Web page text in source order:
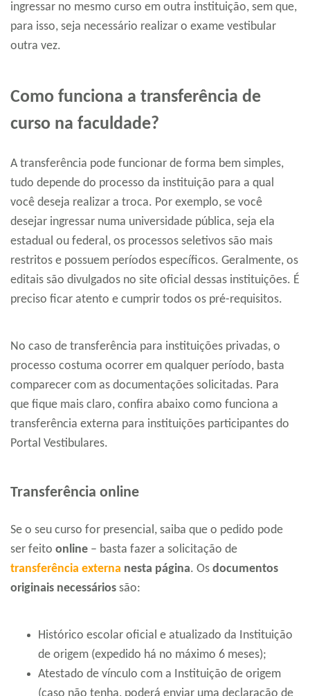
ingressar no mesmo curso em outra instituição, sem que,
para isso, seja necessário realizar o exame vestibular
outra vez.
Como funciona a transferência de
curso na faculdade?
A transferência pode funcionar de forma bem simples,
tudo depende do processo da instituição para a qual
você deseja realizar a troca. Por exemplo, se você
desejar ingressar numa universidade pública, seja ela
estadual ou federal, os processos seletivos são mais
restritos e possuem períodos específicos. Geralmente, os
editais são divulgados no site oficial dessas instituições. É
preciso ficar atento e cumprir todos os pré-requisitos.
No caso de transferência para instituições privadas, o
processo costuma ocorrer em qualquer período, basta
comparecer com as documentações solicitadas. Para
que fique mais claro, confira abaixo como funciona a
transferência externa para instituições participantes do
Portal Vestibulares.
Transferência online
Se o seu curso for presencial, saiba que o pedido pode
ser feito online – basta fazer a solicitação de
transferência externa nesta página. Os documentos
originais necessários são:
Histórico escolar oficial e atualizado da Instituição
de origem (expedido há no máximo 6 meses);
Atestado de vínculo com a Instituição de origem